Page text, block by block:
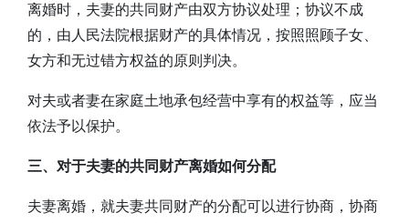
离婚时，夫妻的共同财产由双方协议处理；协议不成
的，由人民法院根据财产的具体情况，按照照顾子女、
女方和无过错方权益的原则判决。
对夫或者妻在家庭土地承包经营中享有的权益等，应当
依法予以保护。
三、对于夫妻的共同财产离婚如何分配
夫妻离婚，就夫妻共同财产的分配可以进行协商，协商